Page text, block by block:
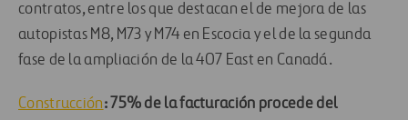
contratos, entre los que destacan el de mejora de las
autopistas M8, M73 y M74 en Escocia y el de la segunda
fase de la ampliación de la 407 East en Canadá.
Construcción: 75% de la facturación procede del